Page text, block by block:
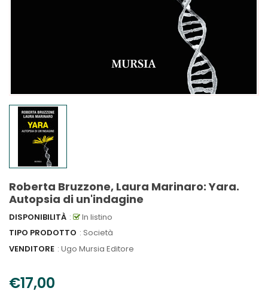
Roberta Bruzzone, Laura Marinaro: Yara.
Autopsia di un'indagine
DISPONIBILITÀ :
In listino
TIPO PRODOTTO : Società
VENDITORE : Ugo Mursia Editore
€17,00